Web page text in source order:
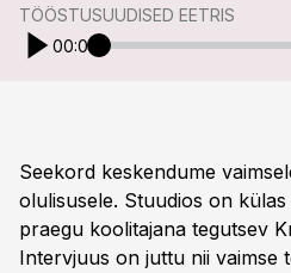
TÖÖSTUSUUDISED EETRIS
00:00
Seekord keskendume
olulisusele. Stuudios on
praegu koolitajana tegutsev
Intervjuus on juttu nii vaimse